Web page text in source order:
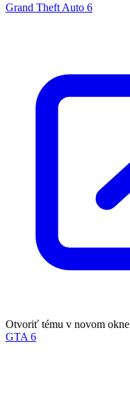
Grand Theft Auto 6
Otvoriť tému v novom okne
GTA 6